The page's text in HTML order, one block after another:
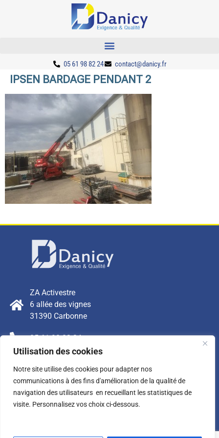
Utilisation des cookies
Notre site utilise des cookies pour adapter nos
communications à des fins d'amélioration de la qualité de
navigation des utilisateurs en recueillant les statistiques de
visite. Personnalisez vos choix ci-dessous.
05 61 98 82 24 contact@danicy.fr
IPSEN BARDAGE PENDANT 2
ZA Activestre
6 allée des vignes
31390 Carbonne
05 61 98 82 24
contact@danicy.fr
FAQ - Foire aux Questions
Mentions légales